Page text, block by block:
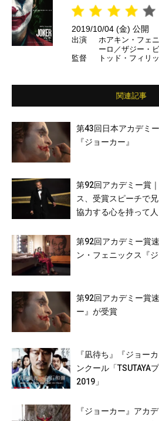
2019/10/04 (金) 公開
出演
ホアキン・フェ
ーロ／ザジー・
イ ほか
監督 トッド・フィリ
関連記事
第43回日本アカデミ
『ジョーカー』
第92回アカデミー賞
ス、受賞スピーチで
協力する心を持って人
第92回アカデミー賞
ン・フェニックス『ジ
第92回アカデミー賞
ー』が受賞
『凪待ち』『ジョー
ンクール「TSUTAYA
2019」
『ジョーカー』アカ